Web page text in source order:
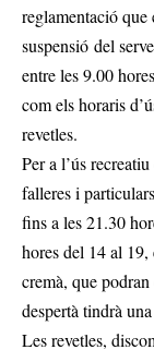
reglamentació que
suspensió del
entre les 9.00
com els horaris
revetles.
Per a l’ús
falleres i
fins a les 21.30
hores del 14 al 19,
cremà, que
despertà tindrà
Les revetles,